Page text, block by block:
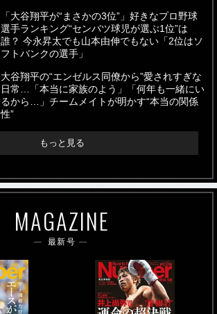
「大谷翔平が“まさかの3位”」好きなプロ野球
選手ランキング“センバツ球児が選ぶ1位”は
誰？ 今永昇太でも山本由伸でもない「2位はソ
フトバンクの選手」
大谷翔平の“エンゼルス同僚から”愛されすぎな
日常…「本当に家族のよう」「何年も一緒にい
るから…」チームメイトが明かす“本当の関係
性”
もっと見る
MAGAZINE
最新号